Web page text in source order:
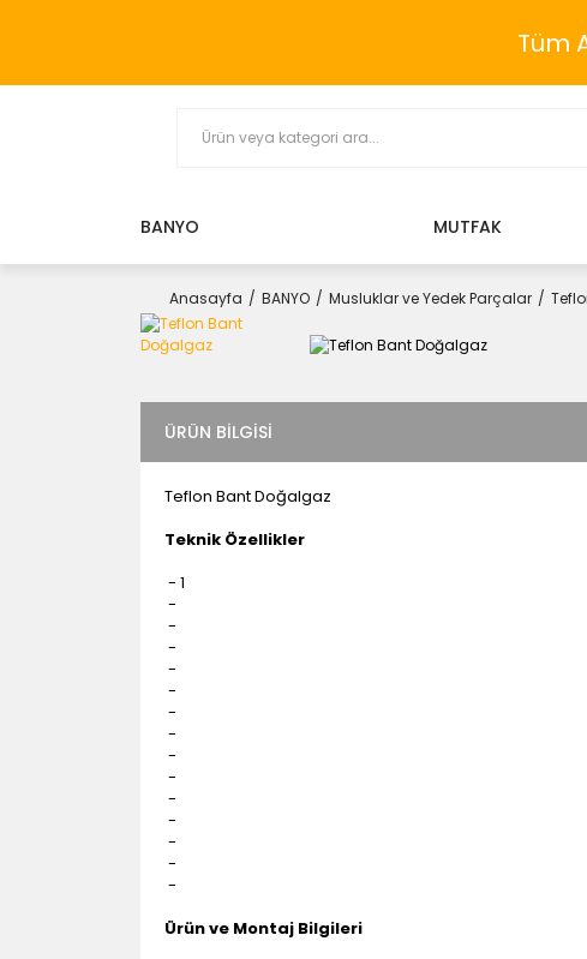
Tüm
BANYO MUTFAK
Anasayfa BANYO Musluklar ve Yedek Parçalar
ÜRÜN BILGISI
Teflon Bant Doğalgaz
Teknik Özellikler
- 1
-
-
-
-
-
-
-
-
-
-
-
-
-
-
Ürün ve Montaj Bilgileri